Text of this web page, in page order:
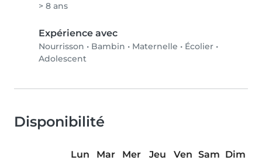
> 8 ans
Expérience avec
Nourrisson • Bambin • Maternelle • Écolier •
Adolescent
Disponibilité
Lun Mar Mer Jeu Ven Sam Dim